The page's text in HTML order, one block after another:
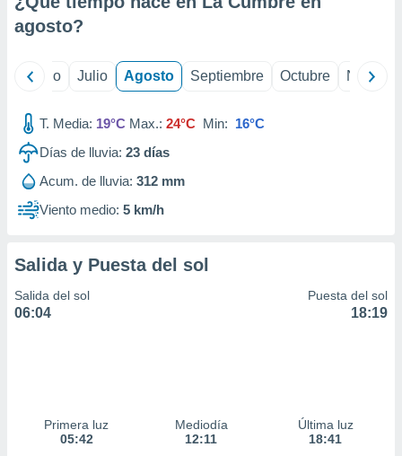
e
publicidad
publicidad
de
agosto?
Junio Julio Agosto Septiembre Octubre
T. Media: 19°C Max.: 24°C Min: 16°C
Días de lluvia: 23 días
Acum. de lluvia: 312 mm
Viento medio: 5 km/h
Salida y Puesta del sol
Salida del sol
06:04
Puesta del sol
18:19
Primera luz
05:42
Mediodía
12:11
Última luz
18:41